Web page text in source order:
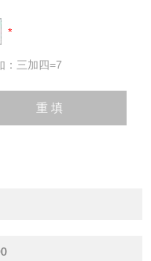
：三加四=7